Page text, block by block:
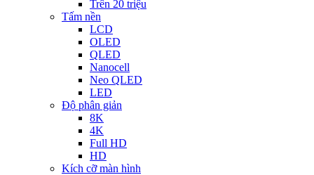
Trên 20 triệu
Tấm nền
LCD
OLED
QLED
Nanocell
Neo QLED
LED
Độ phân giản
8K
4K
Full HD
HD
Kích cỡ màn hình